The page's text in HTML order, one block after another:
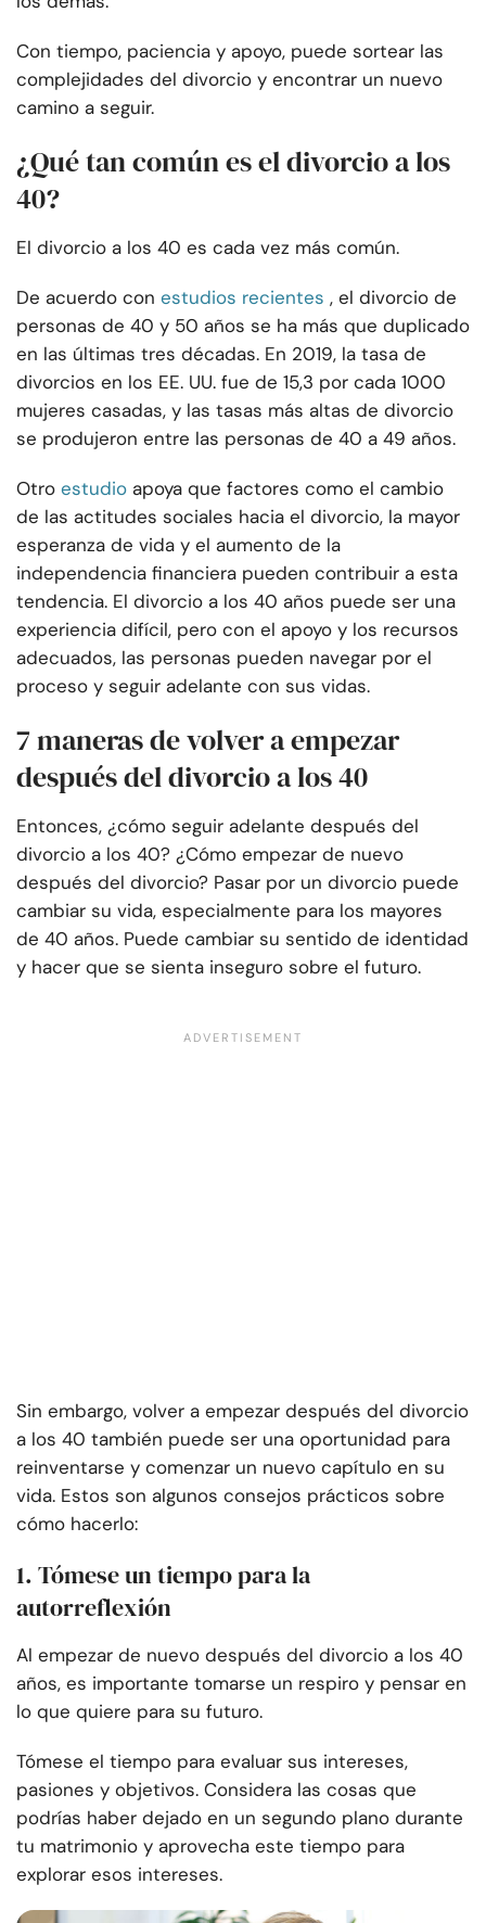
Con tiempo, paciencia y apoyo, puede sortear las
complejidades del divorcio y encontrar un nuevo
camino a seguir.
¿Qué tan común es el divorcio a los
40?
El divorcio a los 40 es cada vez más común.
De acuerdo con estudios recientes , el divorcio de
personas de 40 y 50 años se ha más que duplicado
en las últimas tres décadas. En 2019, la tasa de
divorcios en los EE. UU. fue de 15,3 por cada 1000
mujeres casadas, y las tasas más altas de divorcio
se produjeron entre las personas de 40 a 49 años.
Otro estudio apoya que factores como el cambio
de las actitudes sociales hacia el divorcio, la mayor
esperanza de vida y el aumento de la
independencia financiera pueden contribuir a esta
tendencia. El divorcio a los 40 años puede ser una
experiencia difícil, pero con el apoyo y los recursos
adecuados, las personas pueden navegar por el
proceso y seguir adelante con sus vidas.
7 maneras de volver a empezar
después del divorcio a los 40
Entonces, ¿cómo seguir adelante después del
divorcio a los 40? ¿Cómo empezar de nuevo
después del divorcio? Pasar por un divorcio puede
cambiar su vida, especialmente para los mayores
de 40 años. Puede cambiar su sentido de identidad
y hacer que se sienta inseguro sobre el futuro.
Sin embargo, volver a empezar después del divorcio
a los 40 también puede ser una oportunidad para
reinventarse y comenzar un nuevo capítulo en su
vida. Estos son algunos consejos prácticos sobre
cómo hacerlo:
1. Tómese un tiempo para la
autorreflexión
Al empezar de nuevo después del divorcio a los 40
años, es importante tomarse un respiro y pensar en
lo que quiere para su futuro.
Tómese el tiempo para evaluar sus intereses,
pasiones y objetivos. Considera las cosas que
podrías haber dejado en un segundo plano durante
tu matrimonio y aprovecha este tiempo para
explorar esos intereses.